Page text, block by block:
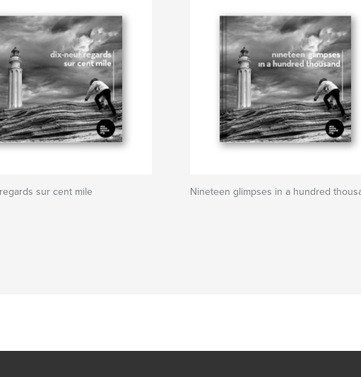
sur cent mile Nineteen glimpses in a hundred